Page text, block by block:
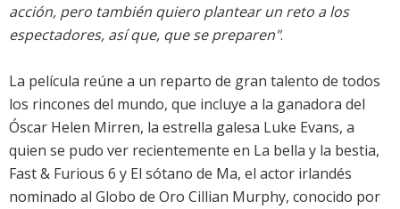
acción, pero también quiero plantear un reto a los
espectadores, así que, que se preparen".
La película reúne a un reparto de gran talento de todos
los rincones del mundo, que incluye a la ganadora del
Óscar Helen Mirren, la estrella galesa Luke Evans, a
quien se pudo ver recientemente en La bella y la bestia,
Fast & Furious 6 y El sótano de Ma, el actor irlandés
nominado al Globo de Oro Cillian Murphy, conocido por